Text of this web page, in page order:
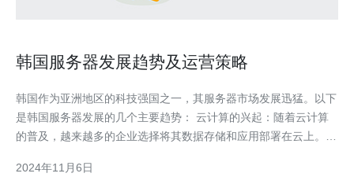
韩国服务器发展趋势及运营策略
韩国作为亚洲地区的科技强国之一，其服务器市场发展迅猛。以下
是韩国服务器发展的几个主要趋势： 云计算的兴起：随着云计算
的普及，越来越多的企业选择将其数据存储和应用部署在云上。韩
联网的发展：随着物联网技术的不断进步，越来越多的设备和传
2024年11月6日